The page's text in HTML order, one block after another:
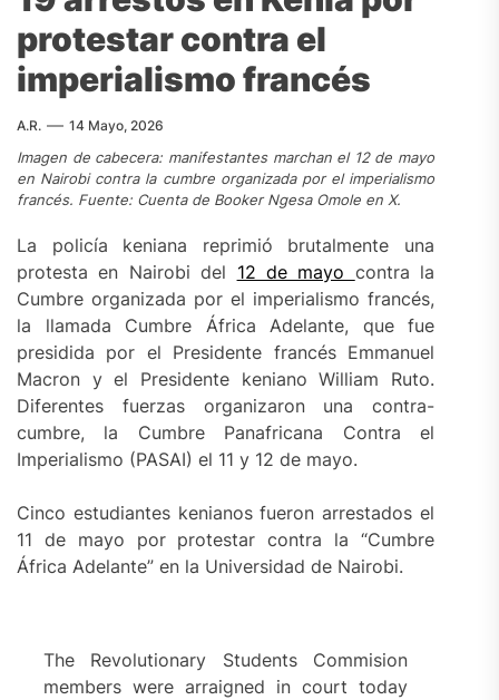
protestar contra el
imperialismo francés
A.R. 14 Mayo, 2026
Imagen de cabecera: manifestantes marchan el 12 de mayo
en Nairobi contra la cumbre organizada por el imperialismo
francés. Fuente: Cuenta de Booker Ngesa Omole en X.
La policía keniana reprimió brutalmente una
protesta en Nairobi del 12 de mayo contra la
Cumbre organizada por el imperialismo francés,
la llamada Cumbre África Adelante, que fue
presidida por el Presidente francés Emmanuel
Macron y el Presidente keniano William Ruto.
Diferentes fuerzas organizaron una contra-
cumbre, la Cumbre Panafricana Contra el
Imperialismo (PASAI) el 11 y 12 de mayo.
Cinco estudiantes kenianos fueron arrestados el
11 de mayo por protestar contra la “Cumbre
África Adelante” en la Universidad de Nairobi.
The Revolutionary Students Commision
members were arraigned in court today